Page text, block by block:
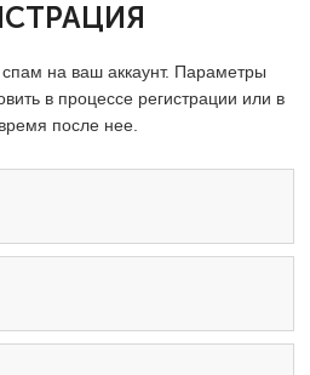
на ваш аккаунт. Параметры
в процессе регистрации или в
после нее.